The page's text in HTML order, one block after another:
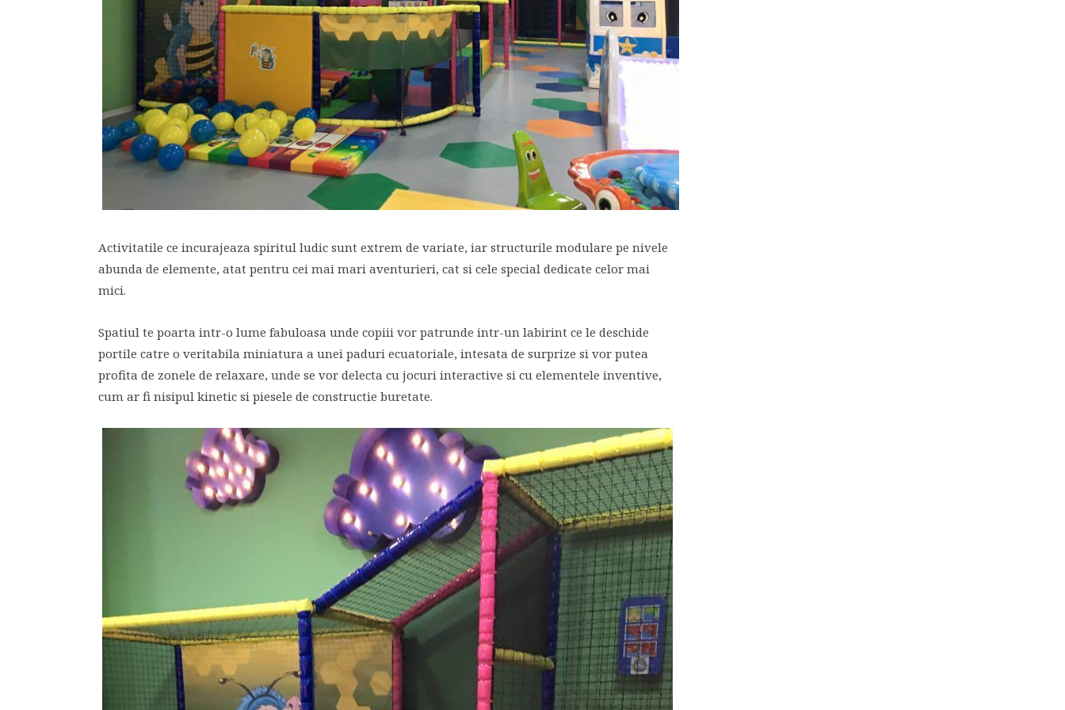
Activitatile ce incurajeaza spiritul ludic sunt extrem de variate, iar structurile modulare pe nivele
abunda de elemente, atat pentru cei mai mari aventurieri, cat si cele special dedicate celor mai
mici.
Spatiul te poarta intr-o lume fabuloasa unde copiii vor patrunde intr-un labirint ce le deschide
portile catre o veritabila miniatura a unei paduri ecuatoriale, intesata de surprize si vor putea
profita de zonele de relaxare, unde se vor delecta cu jocuri interactive si cu elementele inventive,
cum ar fi nisipul kinetic si piesele de constructie buretate.